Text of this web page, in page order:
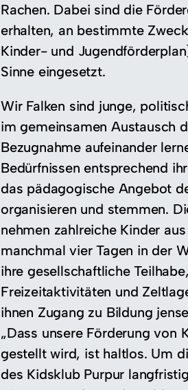
Rachen. Dabei sind die
erhalten, an bestimmte
Kinder- und
Sinne eingesetzt.
Wir Falken sind junge,
im gemeinsamen Austausch
Bezugnahme aufeinander
Bedürfnissen entsprechend
das pädagogische Angebot
organisieren und stemmen.
nehmen zahlreiche Kinder
manchmal vier Tagen in der
ihre gesellschaftliche
Freizeitaktivitäten und
ihnen Zugang zu Bildung
„Dass unsere Förderung von
gestellt wird, ist haltlos. Um
des Kidsklub Purpur